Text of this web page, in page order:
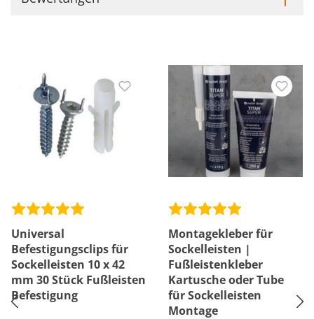
Universal
Befestigungsclips für
Sockelleisten 10 x 42
mm 30 Stück Fußleisten
Befestigung
Montagekleber für
Sockelleisten |
Fußleistenkleber
Kartusche oder Tube
für Sockelleisten
Montage